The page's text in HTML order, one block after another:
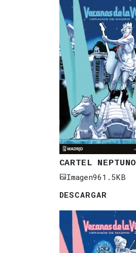
CARTEL NEPTUNO
Imagen961.5KB
DESCARGAR